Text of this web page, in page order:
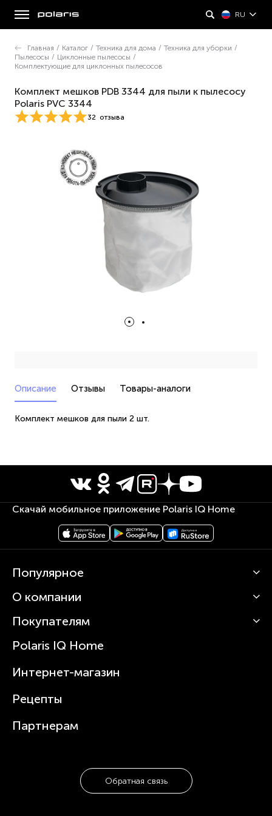
RU
Главная / Каталог / Техника для дома / Техника для уборки /
Пылесосы / Циклонные пылесосы /
Комплектующие для циклонных пылесосов
Комплект мешков PDB 3344 для пыли к пылесосу
Polaris PVC 3344
32 отзыва
Описание Отзывы Товары-аналоги
Комплект мешков для пыли 2 шт.
Скачай мобильное приложение Polaris IQ Home
Популярное
Кофемашины
Вертикальные пылесосы
Зубные щетки и ирригаторы
Увлажнители
Посуда
О компании
О Polaris
Статьи
Покупателям
Сервисные центры
Где купить
Polaris IQ Home
Интернет-магазин
Рецепты
Партнерам
Обратная связь